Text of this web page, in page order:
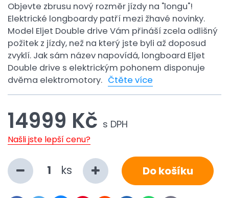
Objevte zbrusu nový rozměr jízdy na "longu"!
Elektrické longboardy patří mezi žhavé novinky.
Model Eljet Double drive Vám přináší zcela odlišný
požitek z jízdy, než na který jste byli až doposud
zvyklí. Jak sám název napovídá, longboard Eljet
Double drive s elektrickým pohonem disponuje
dvěma elektromotory. Čtěte více
14999 Kč s DPH
Našli jste lepší cenu?
ks Do košíku